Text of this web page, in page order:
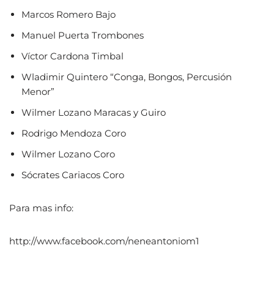
Marcos Romero Bajo
Manuel Puerta Trombones
Víctor Cardona Timbal
Wladimir Quintero “Conga, Bongos, Percusión
Menor”
Wilmer Lozano Maracas y Guiro
Rodrigo Mendoza Coro
Wilmer Lozano Coro
Sócrates Cariacos Coro
Para mas info:
http://www.facebook.com/neneantoniom1